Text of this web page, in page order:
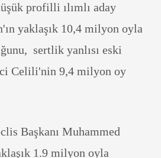
profilli ılımlı aday
yaklaşık 10,4 milyon oyla
sertlik yanlısı eski
Celili'nin 9,4 milyon oy
Başkanı Muhammed
1.9 milyon oyla